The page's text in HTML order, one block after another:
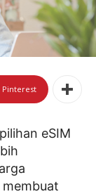
Pinterest
eSIM